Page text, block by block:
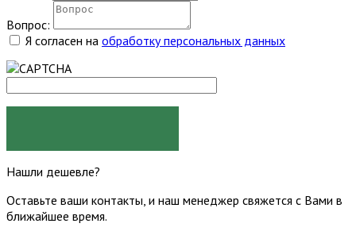
Вопрос:
Я согласен на обработку персональных данных
Нашли дешевле?
Оставьте ваши контакты, и наш менеджер свяжется с Вами в
ближайшее время.